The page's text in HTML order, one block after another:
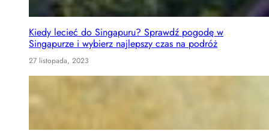
Kiedy lecieć do Singapuru? Sprawdź pogodę w
Singapurze i wybierz najlepszy czas na podróż
27 listopada, 2023